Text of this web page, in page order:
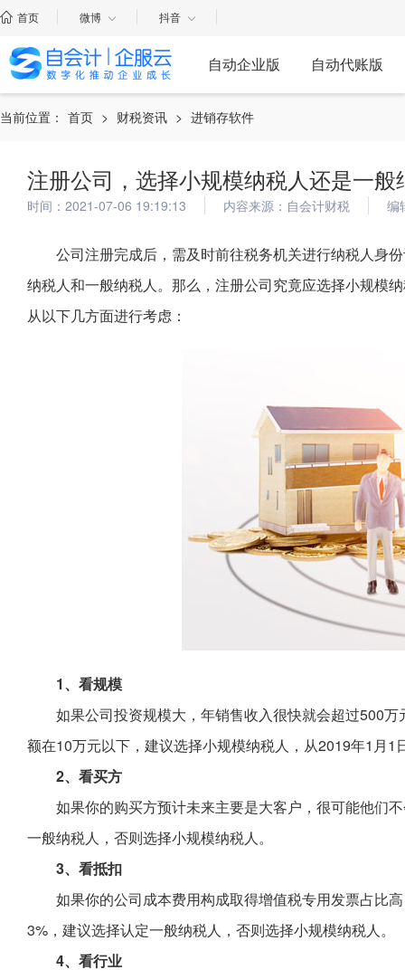
首页 微博 抖音
自动企业版 自动代账版
当前位置： 首页 > 财税资讯 > 进销存软件
注册公司，选择小规模纳税人还是一般
时间：2021-07-06 19:19:13 内容来源：自会计财税 编
公司注册完成后，需及时前往税务机关进行纳税人身
纳税人和一般纳税人。那么，注册公司究竟应选择小规模
从以下几方面进行考虑：
1、看规模
如果公司投资规模大，年销售收入很快就会超过500
额在10万元以下，建议选择小规模纳税人，从2019年1月1
2、看买方
如果你的购买方预计未来主要是大客户，很可能他们
一般纳税人，否则选择小规模纳税人。
3、看抵扣
如果你的公司成本费用构成取得增值税专用发票占比
3%，建议选择认定一般纳税人，否则选择小规模纳税人。
4、看行业